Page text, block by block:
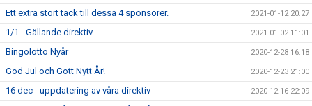
Ett extra stort tack till dessa 4 sponsorer. 2021-01-12 20:27
1/1 - Gällande direktiv 2021-01-02 11:01
Bingolotto Nyår 2020-12-28 16:18
God Jul och Gott Nytt År! 2020-12-23 21:00
16 dec - uppdatering av våra direktiv 2020-12-16 22:09